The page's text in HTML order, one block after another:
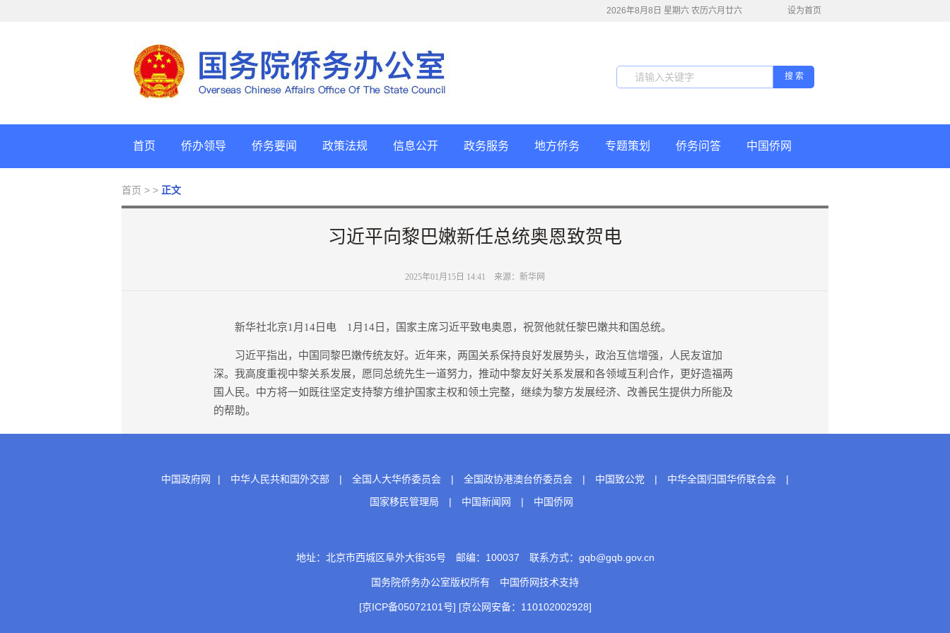
设为首页
2026年8月8日 星期六 农历六月廿六
搜 索
首页 侨办领导 侨务要闻 政策法规 信息公开 政务服务 地方侨务 专题策划 侨务问答 中国侨网
首页 > > 正文
习近平向黎巴嫩新任总统奥恩致贺电
2025年01月15日 14:41 来源：新华网
新华社北京1月14日电 1月14日，国家主席习近平致电奥恩，祝贺他就任黎巴嫩共和国总统。
习近平指出，中国同黎巴嫩传统友好。近年来，两国关系保持良好发展势头，政治互信增强，人民友谊加
深。我高度重视中黎关系发展，愿同总统先生一道努力，推动中黎友好关系发展和各领域互利合作，更好造福两
国人民。中方将一如既往坚定支持黎方维护国家主权和领土完整，继续为黎方发展经济、改善民生提供力所能及
的帮助。
中国政府网 | 中华人民共和国外交部 | 全国人大华侨委员会 | 全国政协港澳台侨委员会 | 中国致公党 | 中华全国归国华侨联合会
|
国家移民管理局
| 中国新闻网 | 中国侨网
地址：北京市西城区阜外大街35号 邮编：100037 联系方式：gqb@gqb.gov.cn
国务院侨务办公室版权所有 中国侨网技术支持
[京ICP备05072101号] [京公网安备：110102002928]